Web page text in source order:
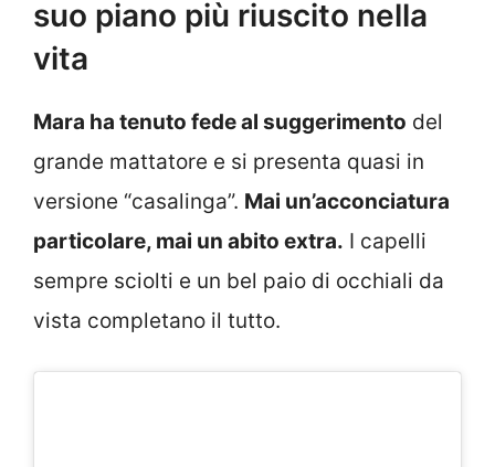
suo piano più riuscito nella
vita
Mara ha tenuto fede al suggerimento del
grande mattatore e si presenta quasi in
versione “casalinga”. Mai un’acconciatura
particolare, mai un abito extra. I capelli
sempre sciolti e un bel paio di occhiali da
vista completano il tutto.